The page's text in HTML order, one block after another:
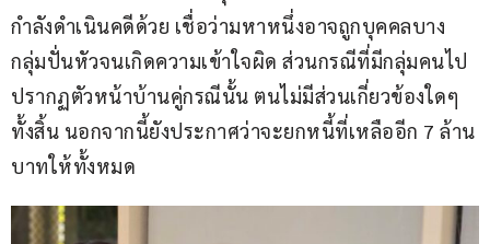
กำลังดำเนินคดีด้วย เชื่อว่ามหาหนึ่งอาจถูกบุคคลบาง
กลุ่มปั่นหัวจนเกิดความเข้าใจผิด ส่วนกรณีที่มีกลุ่มคนไป
ปรากฏตัวหน้าบ้านคู่กรณีนั้น ตนไม่มีส่วนเกี่ยวข้องใดๆ
ทั้งสิ้น นอกจากนี้ยังประกาศว่าจะยกหนี้ที่เหลืออีก 7 ล้าน
บาทให้ทั้งหมด